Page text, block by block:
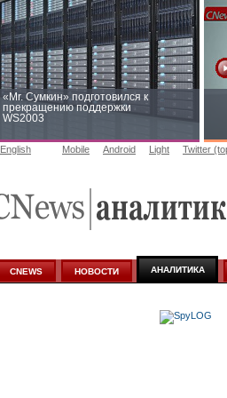
«Mr. Сумкин» подготовился к
прекращению поддержки
WS2003
аналитике
English Mobile Android Light Twitter
CNEWS НОВОСТИ АНАЛИТИКА